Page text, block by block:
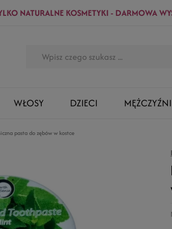
NATURALNE KOSMETYKI - DARMOWA
WŁOSY DZIECI MĘŻCZYŹNI
pasta do zębów w kostce